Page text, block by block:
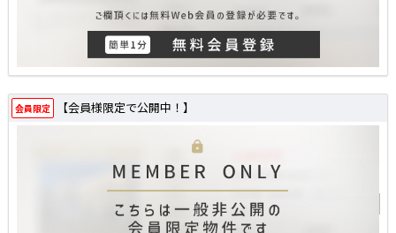
会員限定 【会員様限定で公開中！】